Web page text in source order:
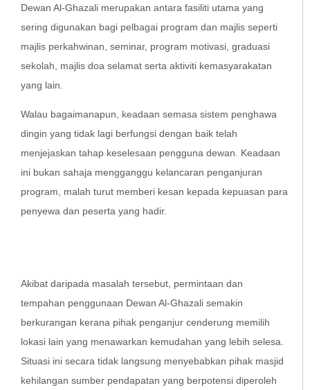
Dewan Al-Ghazali merupakan antara fasiliti utama yang
sering digunakan bagi pelbagai program dan majlis seperti
majlis perkahwinan, seminar, program motivasi, graduasi
sekolah, majlis doa selamat serta aktiviti kemasyarakatan
yang lain.
Walau bagaimanapun, keadaan semasa sistem penghawa
dingin yang tidak lagi berfungsi dengan baik telah
menjejaskan tahap keselesaan pengguna dewan. Keadaan
ini bukan sahaja mengganggu kelancaran penganjuran
program, malah turut memberi kesan kepada kepuasan para
penyewa dan peserta yang hadir.
Akibat daripada masalah tersebut, permintaan dan
tempahan penggunaan Dewan Al-Ghazali semakin
berkurangan kerana pihak penganjur cenderung memilih
lokasi lain yang menawarkan kemudahan yang lebih selesa.
Situasi ini secara tidak langsung menyebabkan pihak masjid
kehilangan sumber pendapatan yang berpotensi diperoleh